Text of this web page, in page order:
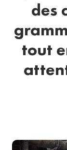
des
tout